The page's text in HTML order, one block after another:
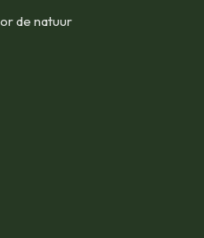
de natuur